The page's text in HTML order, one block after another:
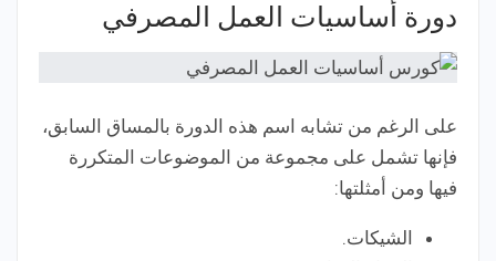
دورة أساسيات العمل المصرفي
على الرغم من تشابه اسم هذه الدورة بالمساق السابق،
فإنها تشمل على مجموعة من الموضوعات المتكررة
فيها ومن أمثلتها:
الشيكات.